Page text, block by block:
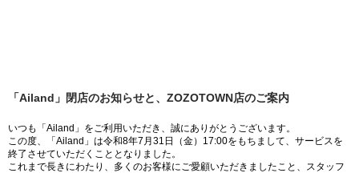
「Ailand」閉店のお知らせと、ZOZOTOWN店のご案内
いつも「Ailand」をご利用いただき、誠にありがとうございます。
この度、「Ailand」は令和8年7月31日（金）17:00をもちまして、サービスを
終了させていただくこととなりました。
これまで長きにわたり、多くのお客様にご愛顧いただきましたこと、スタッフ